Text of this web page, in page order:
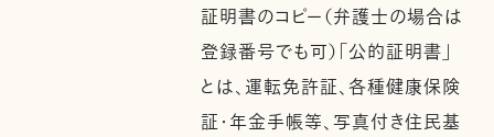
証明書のコピー（弁護士の場合は
登録番号でも可）「公的証明書」
とは、運転免許証、各種健康保険
証・年金手帳等、写真付き住民基